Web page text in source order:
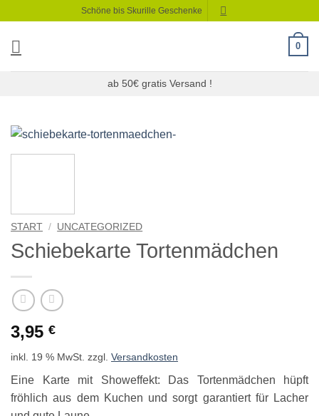
springen
Schöne bis Skurille Geschenke
0
ab 50€ gratis Versand !
START / UNCATEGORIZED
Schiebekarte Tortenmädchen
3,95 €
inkl. 19 % MwSt. zzgl. Versandkosten
Eine Karte mit Showeffekt: Das Tortenmädchen hüpft
fröhlich aus dem Kuchen und sorgt garantiert für Lacher